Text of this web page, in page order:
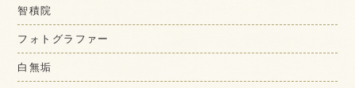
智積院
フォトグラファー
白無垢